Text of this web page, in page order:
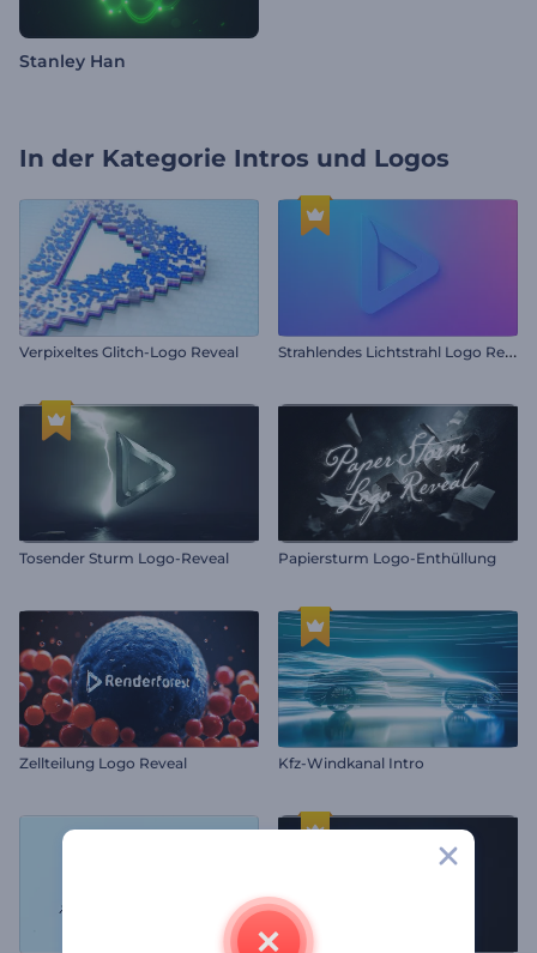
Stanley Han
In der Kategorie Intros und Logos
Verpixeltes Glitch-Logo Reveal S
trahlendes Lichtstrahl Logo Reveal
Tosender Sturm Logo-Reveal Papiersturm Logo-Enthüllung
Zellteilung Logo Reveal Kfz-Windkanal Intro